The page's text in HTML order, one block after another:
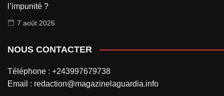
l’impunité ?
7 août 2026
NOUS CONTACTER
Téléphone : +243997679738
Email : redaction@magazinelaguardia.info